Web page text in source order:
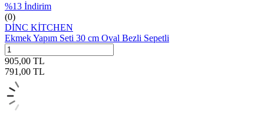
%13 İndirim
(0)
DİNC KİTCHEN
Ekmek Yapım Seti 30 cm Oval Bezli Sepetli
905,00 TL
791,00 TL